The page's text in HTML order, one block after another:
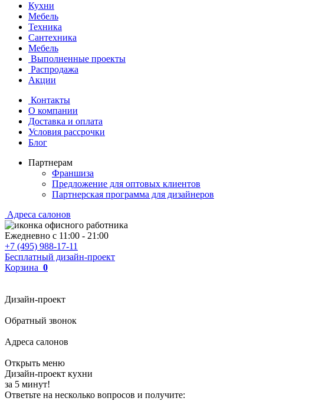
Кухни
Мебель
Техника
Сантехника
Мебель
Выполненные проекты
Распродажа
Акции
Контакты
О компании
Доставка и оплата
Условия рассрочки
Блог
Партнерам
Франшиза
Предложение для оптовых клиентов
Партнерская программа для дизайнеров
Адреса салонов
Ежедневно с 11:00 - 21:00
+7 (495) 988-17-11
Бесплатный дизайн-проект
Корзина 0
Дизайн-проект
Обратный звонок
Адреса салонов
Открыть меню
Дизайн-проект кухни
за 5 минут!
Ответьте на несколько вопросов и получите: